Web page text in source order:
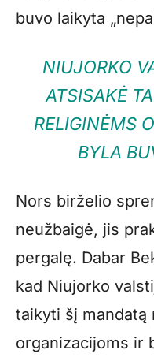
buvo laikyta
NIUJORKO
ATSISAKĖ
RELIGINĖMS
BYLA
Nors birželio
neužbaigė, jis
pergalę. Dabar
kad Niujorko
taikyti šį mandatą
organizacijoms ir